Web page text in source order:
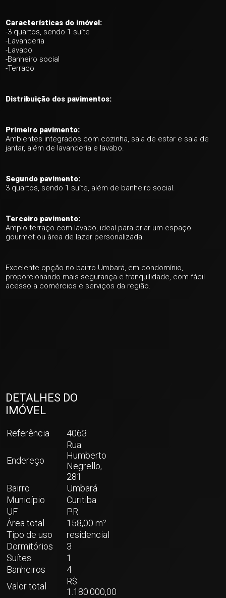
ver mais fotos
Características do imóvel:
-3 quartos, sendo 1 suíte
-Lavanderia
-Lavabo
-Banheiro social
-Terraço
Distribuição dos pavimentos:
Primeiro pavimento:
Ambientes integrados com cozinha, sala de estar e sala de
jantar, além de lavanderia e lavabo.
Segundo pavimento:
3 quartos, sendo 1 suíte, além de banheiro social.
Terceiro pavimento:
Amplo terraço com lavabo, ideal para criar um espaço
gourmet ou área de lazer personalizada.
Excelente opção no bairro Umbará, em condomínio,
proporcionando mais segurança e tranquilidade, com fácil
acesso a comércios e serviços da região.
DETALHES DO
IMÓVEL
Referência 4063
Endereço
Rua
Humberto
Negrello,
281
Bairro
Umbará
Município
Curitiba
UF
PR
Área total
158,00 m²
Tipo de uso
residencial
Dormitórios
3
Suítes
1
Banheiros
4
Valor total
R$
1.180.000,00